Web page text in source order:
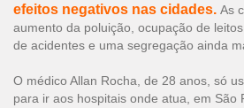
efeitos negativos nas cidades. As
aumento da poluição, ocupação de
de acidentes e uma segregação ainda
O médico Allan Rocha, de 28 anos, só
para ir aos hospitais onde atua, em São